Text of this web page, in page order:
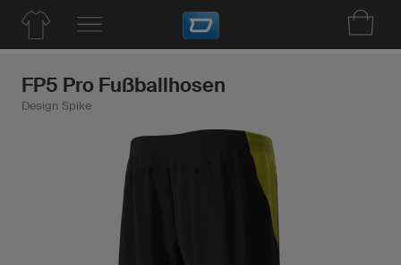
FP5 Pro Fußballhosen
Design Spike